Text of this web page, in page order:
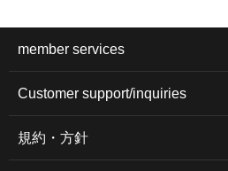
member services
Customer support/inquiries
規約・方針